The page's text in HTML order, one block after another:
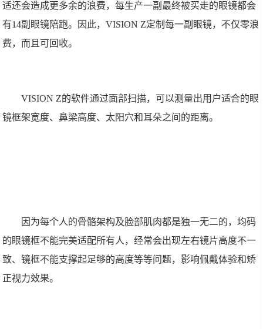
适还会造成更多余的浪费，每生产一副最终被买走的眼镜都会
有14副眼镜陪跑。因此，VISION Z定制每一副眼镜，不仅零浪
费，而且可回收。
VISION Z的软件通过面部扫描，可以测量出用户适合的眼
镜框架宽度、鼻梁高度、太阳穴和耳朵之间的距离。
因为每个人的骨骼架构及脸部肌肉都是独一无二的，均码
的眼镜框不能完美适配所有人，经常会出现左右镜片高度不一
致、镜框不能支撑起足够的高度等等问题，影响佩戴体验和矫
正视力效果。